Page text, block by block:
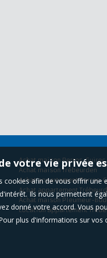
Achat maison Perros-Guirec
Achat maison Trébeurden
Achat appartement Perros-
Achat appartement
Achat maison Pleumeur-
Location appartement
votre vie privée
cookies afin de vous offrir
Ils nous permettent
donné votre accord. Vous
plus d'informations sur vos